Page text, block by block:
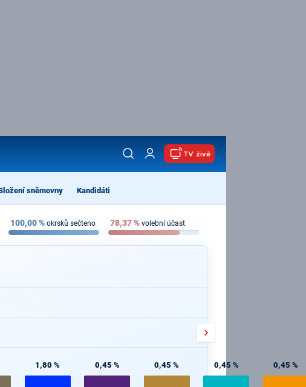
TV živě
sněmovny Kandidáti
100,00% okrsků sečteno 78,37% volební účast
1,80 % 0,45 % 0,45 % 0,45 % 0,45 %